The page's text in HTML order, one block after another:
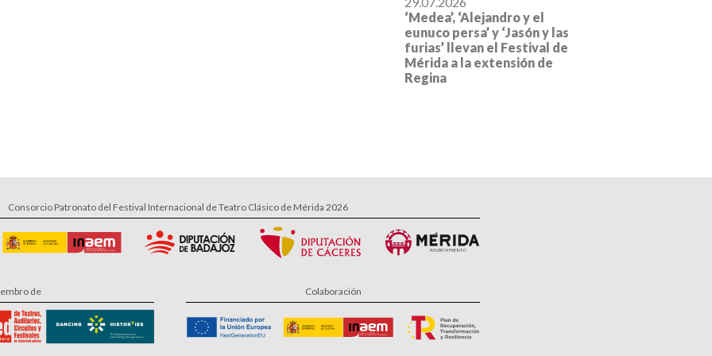
‘Medea’, ‘Alejandro y el
eunuco persa’ y ‘Jasón y las
furias’ llevan el Festival de
Mérida a la extensión de
Regina
Consorcio Patronato del Festival Internacional de Teatro Clásico de Mérida 2026
de Colaboración